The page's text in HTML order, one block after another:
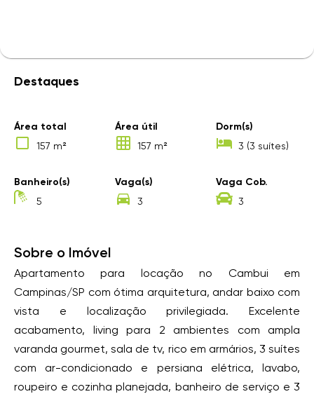
Destaques
Área total
157 m²
Área útil
157 m²
Dorm(s)
3 (3 suítes)
Banheiro(s)
5
Vaga(s)
3
Vaga Cob.
3
Sobre o Imóvel
Apartamento para locação no Cambui em
Campinas/SP com ótima arquitetura, andar baixo com
vista e localização privilegiada. Excelente
acabamento, living para 2 ambientes com ampla
varanda gourmet, sala de tv, rico em armários, 3 suítes
com ar-condicionado e persiana elétrica, lavabo,
roupeiro e cozinha planejada, banheiro de serviço e 3